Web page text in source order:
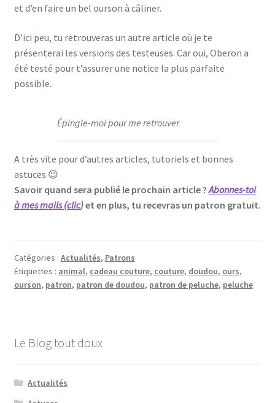
et d’en faire un bel ourson à câliner.
D’ici peu, tu retrouveras un autre article où je te
présenterai les versions des testeuses. Car oui, Oberon a
été testé pour t’assurer une notice la plus parfaite
possible.
Épingle-moi pour me retrouver
A très vite pour d’autres articles, tutoriels et bonnes
astuces 😉
Savoir quand sera publié le prochain article ?Abonnes-toi
à mes mails (clic)et en plus, tu recevras un patron gratuit.
Catégories : Actualités, Patrons
Étiquettes : animal, cadeau couture, couture, doudou, ours,
ourson, patron, patron de doudou, patron de peluche, peluche
Le Blog tout doux
Actualités